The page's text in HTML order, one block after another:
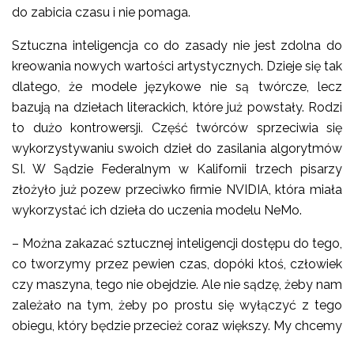
do zabicia czasu i nie pomaga.
Sztuczna inteligencja co do zasady nie jest zdolna do
kreowania nowych wartości artystycznych. Dzieje się tak
dlatego, że modele językowe nie są twórcze, lecz
bazują na dziełach literackich, które już powstały. Rodzi
to dużo kontrowersji. Część twórców sprzeciwia się
wykorzystywaniu swoich dzieł do zasilania algorytmów
SI. W Sądzie Federalnym w Kalifornii trzech pisarzy
złożyło już pozew przeciwko firmie NVIDIA, która miała
wykorzystać ich dzieła do uczenia modelu NeMo.
– Można zakazać sztucznej inteligencji dostępu do tego,
co tworzymy przez pewien czas, dopóki ktoś, człowiek
czy maszyna, tego nie obejdzie. Ale nie sądzę, żeby nam
zależało na tym, żeby po prostu się wyłączyć z tego
obiegu, który będzie przecież coraz większy. My chcemy